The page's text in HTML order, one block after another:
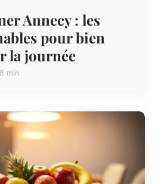
Annecy : les
pour bien
la journée
min